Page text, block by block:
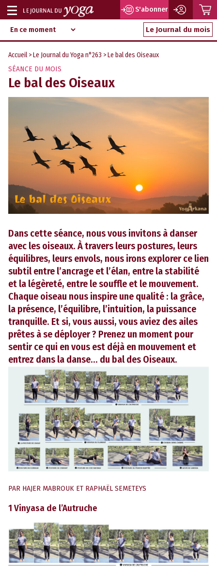
Aller
au
contenu
d‘information
indépendant
Afficher
ou
masquer
la
navigation
S'abonner
Le Journal du mois
Accueil >Le Journal du Yoga n°263 > Le bal des Oiseaux
SÉANCE DU MOIS
Le bal des Oiseaux
Dans cette séance, nous vous invitons à danser
avec les oiseaux. À travers leurs postures, leurs
équilibres, leurs envols, nous irons explorer ce lien
subtil entre l’ancrage et l’élan, entre la stabilité
et la légèreté, entre le souffle et le mouvement.
Chaque oiseau nous inspire une qualité : la grâce,
la présence, l’équilibre, l’intuition, la puissance
tranquille. Et si, vous aussi, vous aviez des ailes
prêtes à se déployer ? Prenez un moment pour
sentir ce qui en vous est déjà en mouvement et
entrez dans la danse… du bal des Oiseaux.
PAR HAJER MABROUK ET RAPHAËL SEMETEYS
1 Vinyasa de l’Autruche